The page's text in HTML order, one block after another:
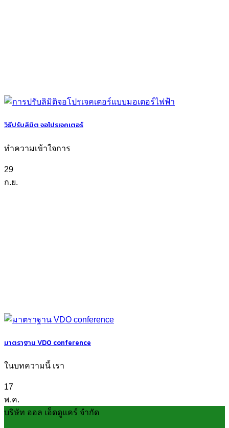
วิธีปรับลิมิต จอโปรเจคเตอร์
ทำความเข้าใจการ
29
ก.ย.
มาตราฐาน VDO conference
ในบทความนี้ เรา
17
พ.ค.
บริษัท ออล เอ็ดดูแคร์ จำกัด